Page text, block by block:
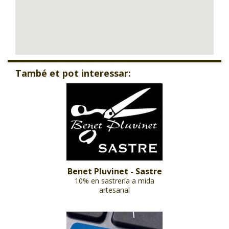
També et pot interessar:
Benet Pluvinet - Sastre
10% en sastreria a mida
artesanal